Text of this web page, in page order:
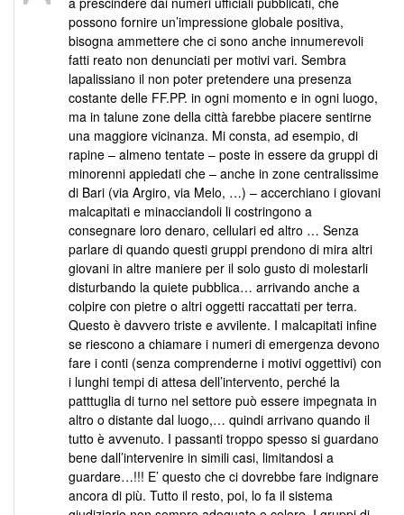
possono fornire un’impressione globale positiva,
bisogna ammettere che ci sono anche innumerevoli
fatti reato non denunciati per motivi vari. Sembra
lapalissiano il non poter pretendere una presenza
costante delle FF.PP. in ogni momento e in ogni luogo,
ma in talune zone della città farebbe piacere sentirne
una maggiore vicinanza. Mi consta, ad esempio, di
rapine – almeno tentate – poste in essere da gruppi di
minorenni appiedati che – anche in zone centralissime
di Bari (via Argiro, via Melo, …) – accerchiano i giovani
malcapitati e minacciandoli li costringono a
consegnare loro denaro, cellulari ed altro … Senza
parlare di quando questi gruppi prendono di mira altri
giovani in altre maniere per il solo gusto di molestarli
disturbando la quiete pubblica… arrivando anche a
colpire con pietre o altri oggetti raccattati per terra.
Questo è davvero triste e avvilente. I malcapitati infine
se riescono a chiamare i numeri di emergenza devono
fare i conti (senza comprenderne i motivi oggettivi) con
i lunghi tempi di attesa dell’intervento, perché la
patttuglia di turno nel settore può essere impegnata in
altro o distante dal luogo,… quindi arrivano quando il
tutto è avvenuto. I passanti troppo spesso si guardano
bene dall’intervenire in simili casi, limitandosi a
guardare…!!! E’ questo che ci dovrebbe fare indignare
ancora di più. Tutto il resto, poi, lo fa il sistema